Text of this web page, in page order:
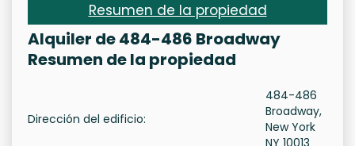
Resumen de la propiedad
Alquiler de 484-486 Broadway
Resumen de la propiedad
Dirección del edificio:
484-486
Broadway,
New York
NY 10013